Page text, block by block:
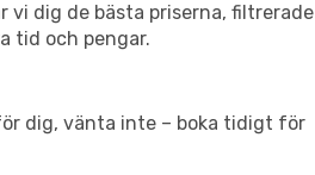
vi dig de bästa priserna, filtrerade
tid och pengar.
dig, vänta inte – boka tidigt för